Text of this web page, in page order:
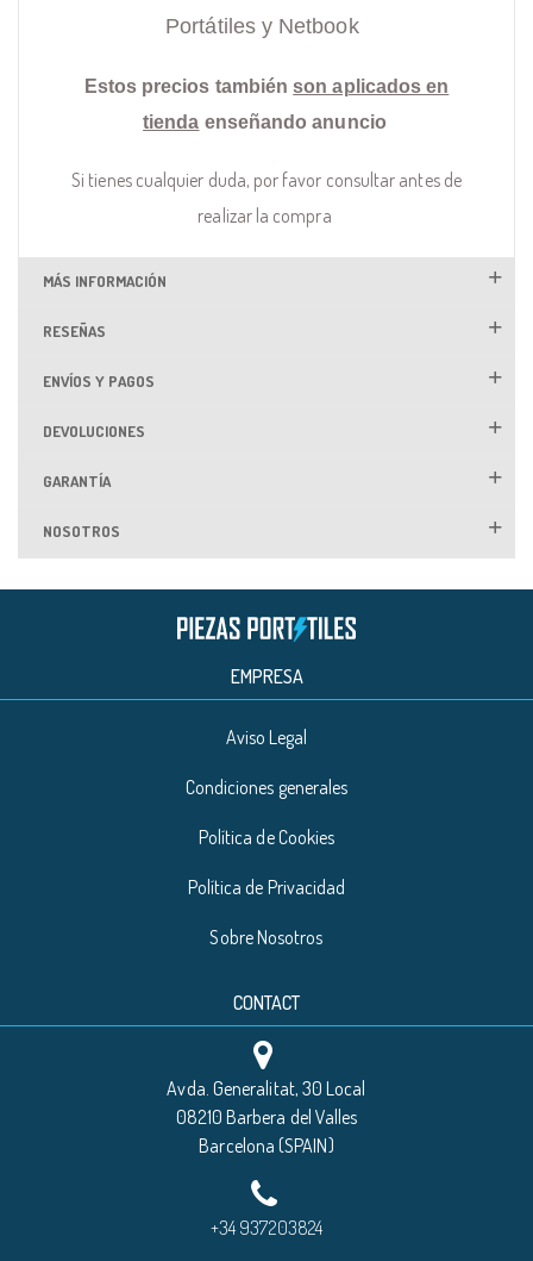
Portátiles y Netbook
Estos precios también son aplicados en
tienda enseñando anuncio
Si tienes cualquier duda, por favor consultar antes de
realizar la compra
MÁS INFORMACIÓN
RESEÑAS
ENVÍOS Y PAGOS
DEVOLUCIONES
GARANTÍA
NOSOTROS
EMPRESA
Aviso Legal
Condiciones generales
Política de Cookies
Política de Privacidad
Sobre Nosotros
CONTACT
Avda. Generalitat, 30 Local
08210 Barbera del Valles
Barcelona (SPAIN)
+34 937203824